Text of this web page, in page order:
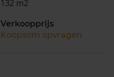
132 m2
Verkoopprijs
Koopsom opvragen